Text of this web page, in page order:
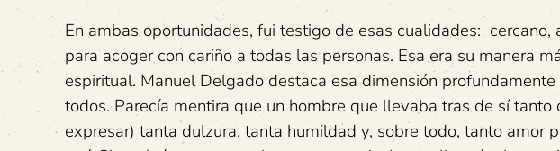
En ambas oportunidades, fui testigo de esas cualidades:
para acoger con cariño a todas las personas. Esa era su manera
espiritual. Manuel Delgado destaca esa dimensión
todos. Parecía mentira que un hombre que llevaba tras de sí
expresar) tanta dulzura, tanta humildad y, sobre todo, tanto amor